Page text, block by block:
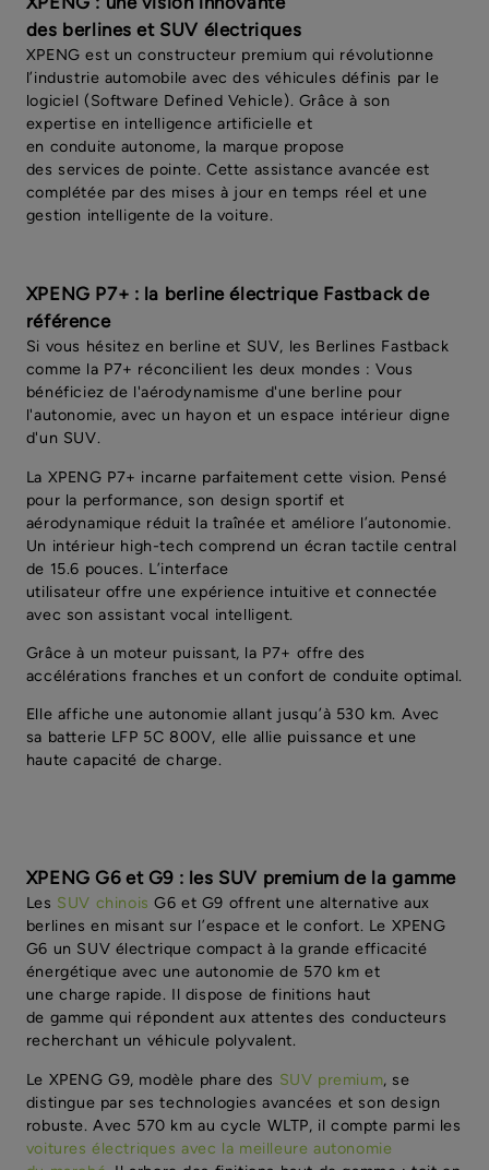
des berlines et SUV électriques
XPENG est un constructeur premium qui révolutionne
l’industrie automobile avec des véhicules définis par le
logiciel (Software Defined Vehicle). Grâce à son
expertise en intelligence artificielle et
en conduite autonome, la marque propose
des services de pointe. Cette assistance avancée est
complétée par des mises à jour en temps réel et une
gestion intelligente de la voiture.
XPENG P7+ : la berline électrique Fastback de
référence
Si vous hésitez en berline et SUV, les Berlines Fastback
comme la P7+ réconcilient les deux mondes : Vous
bénéficiez de l'aérodynamisme d'une berline pour
l'autonomie, avec un hayon et un espace intérieur digne
d'un SUV.
La XPENG P7+ incarne parfaitement cette vision. Pensé
pour la performance, son design sportif et
aérodynamique réduit la traînée et améliore l’autonomie.
Un intérieur high-tech comprend un écran tactile central
de 15.6 pouces. L’interface
utilisateur offre une expérience intuitive et connectée
avec son assistant vocal intelligent.
Grâce à un moteur puissant, la P7+ offre des
accélérations franches et un confort de conduite optimal.
Elle affiche une autonomie allant jusqu’à 530 km. Avec
sa batterie LFP 5C 800V, elle allie puissance et une
haute capacité de charge.
XPENG G6 et G9 : les SUV premium de la gamme
Les SUV chinois G6 et G9 offrent une alternative aux
berlines en misant sur l’espace et le confort. Le XPENG
G6 un SUV électrique compact à la grande efficacité
énergétique avec une autonomie de 570 km et
une charge rapide. Il dispose de finitions haut
de gamme qui répondent aux attentes des conducteurs
recherchant un véhicule polyvalent.
Le XPENG G9, modèle phare des SUV premium, se
distingue par ses technologies avancées et son design
robuste. Avec 570 km au cycle WLTP, il compte parmi les
voitures électriques avec la meilleure autonomie